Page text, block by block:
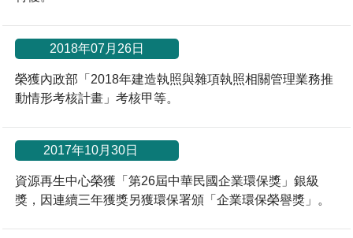
2018年07月26日
榮獲內政部「2018年建造執照與雜項執照相關管理業務推
動情形考核計畫」考核甲等。
2017年10月30日
資源再生中心榮獲「第26屆中華民國企業環保獎」銀級
獎，因連續三年獲獎另獲環保署頒「企業環保榮譽獎」。